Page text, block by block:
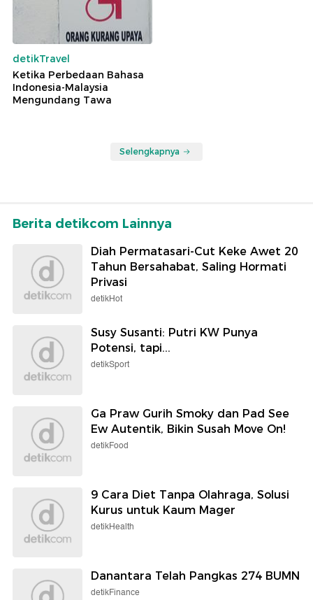
detikTravel
Ketika Perbedaan Bahasa
Indonesia-Malaysia
Mengundang Tawa
Selengkapnya
Berita detikcom Lainnya
Diah Permatasari-Cut Keke Awet 20
Tahun Bersahabat, Saling Hormati
Privasi
detikHot
Susy Susanti: Putri KW Punya
Potensi, tapi...
detikSport
Ga Praw Gurih Smoky dan Pad See
Ew Autentik, Bikin Susah Move On!
detikFood
9 Cara Diet Tanpa Olahraga, Solusi
Kurus untuk Kaum Mager
detikHealth
Danantara Telah Pangkas 274 BUMN
detikFinance